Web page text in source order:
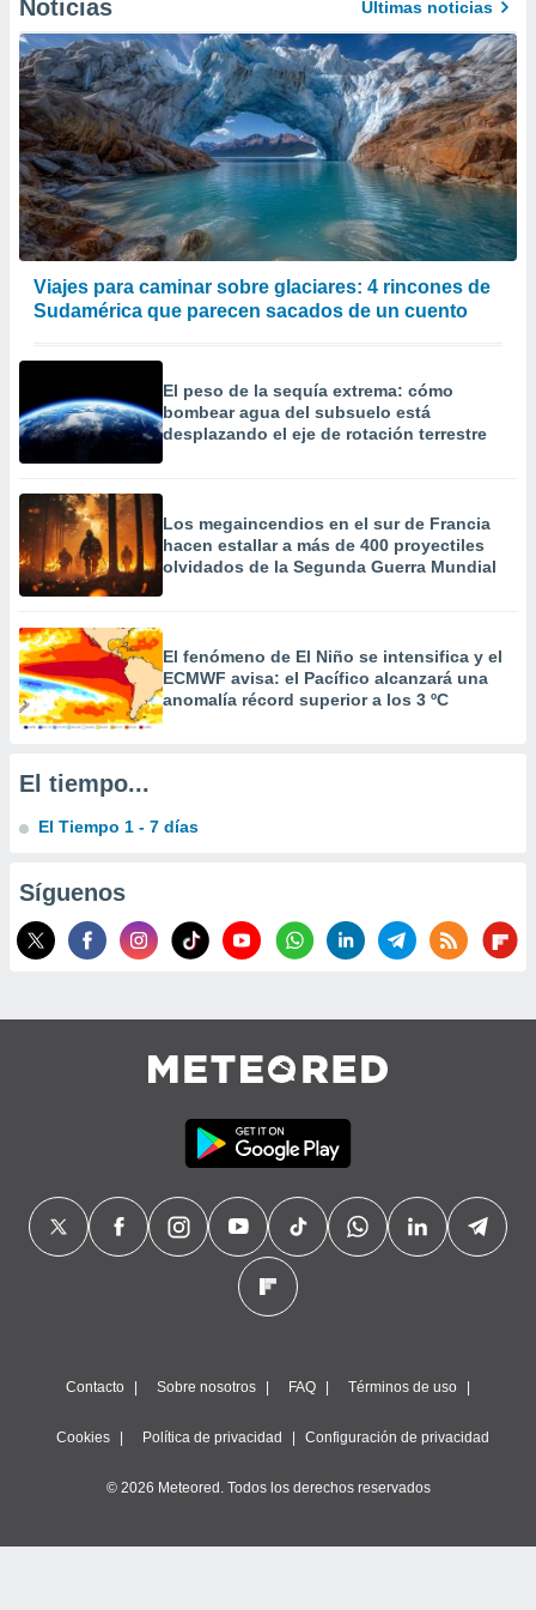
e
mediante
publicidad
publicidad
de
1199
Noticias Últimas noticias
Viajes para caminar sobre glaciares: 4 rincones de
Sudamérica que parecen sacados de un cuento
El peso de la sequía extrema: cómo
bombear agua del subsuelo está
desplazando el eje de rotación terrestre
Los megaincendios en el sur de Francia
hacen estallar a más de 400 proyectiles
olvidados de la Segunda Guerra Mundial
El fenómeno de El Niño se intensifica y el
ECMWF avisa: el Pacífico alcanzará una
anomalía récord superior a los 3 ºC
El tiempo...
El Tiempo 1 - 7 días
Síguenos
Contacto Sobre nosotros FAQ Términos de uso
Cookies Política de privacidad Configuración de privacidad
© 2026 Meteored. Todos los derechos reservados